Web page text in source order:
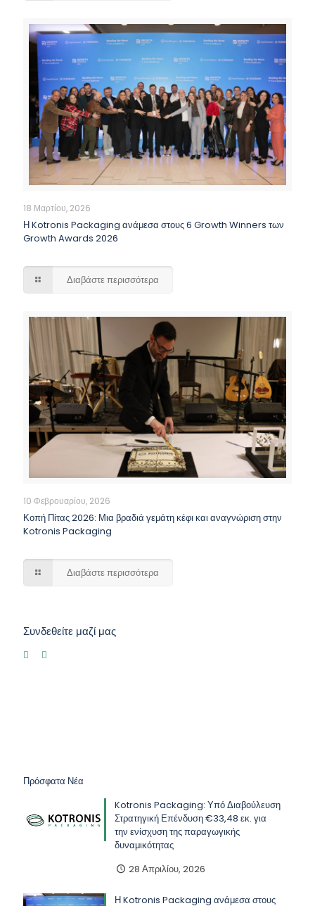
18 Μαρτίου, 2026
Η Kotronis Packaging ανάμεσα στους 6 Growth Winners των
Growth Awards 2026
Διαβάστε περισσότερα
10 Φεβρουαρίου, 2026
Κοπή Πίτας 2026: Μια βραδιά γεμάτη κέφι και αναγνώριση στην
Kotronis Packaging
Διαβάστε περισσότερα
Συνδεθείτε μαζί μας
Πρόσφατα Νέα
Kotronis Packaging: Υπό Διαβούλευση
Στρατηγική Επένδυση €33,48 εκ. για
την ενίσχυση της παραγωγικής
δυναμικότητας
28 Απριλίου, 2026
Η Kotronis Packaging ανάμεσα στους